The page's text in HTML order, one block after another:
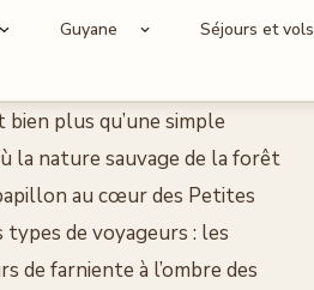
Guyane Séjours et vols
bien plus qu’une simple
la nature sauvage de la forêt
au cœur des Petites
de voyageurs : les
de farniente à l’ombre des